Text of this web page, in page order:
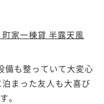
家一棟貸 半露天風
備も整っていて大変心
まった友人も大喜び
。